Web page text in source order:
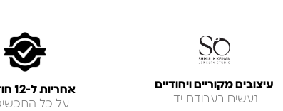
עיצובים מקוריים ויחודיים
נעשים בעבודת יד
אחריות ל-12 חודשים
על כל